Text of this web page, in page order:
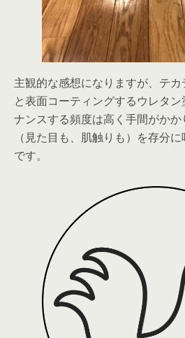
主観的な感想になりますが、テ
と表面コーティングするウレタ
ナンスする頻度は高く手間がか
（見た目も、肌触りも）を存分
です。